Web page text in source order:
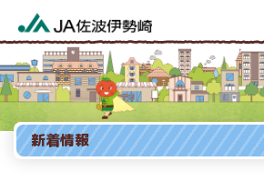
新着情報